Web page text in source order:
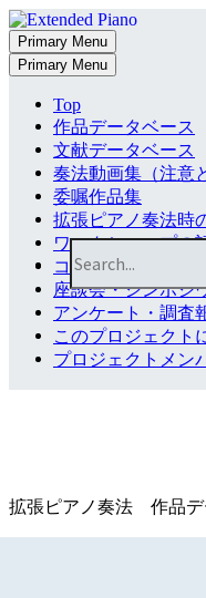
Primary Menu
Primary Menu
Top
作品データベース
文献データベース
奏法動画集（注意
委嘱作品集
拡張ピアノ奏法時
ワークショップの
コンサートの記録
座談会・シンポジ
アンケート・調査
このプロジェクト
プロジェクトメン
拡張ピアノ奏法 作品デ